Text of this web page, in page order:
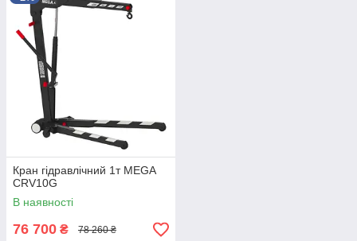
Кран гідравлічний 1т MEGA
CRV10G
В наявності
76 700 ₴ 78 260 ₴